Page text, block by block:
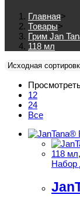
Главная>
Товары>
Грим Jan
118 мл
12
24
Все
118 мл,
Набор